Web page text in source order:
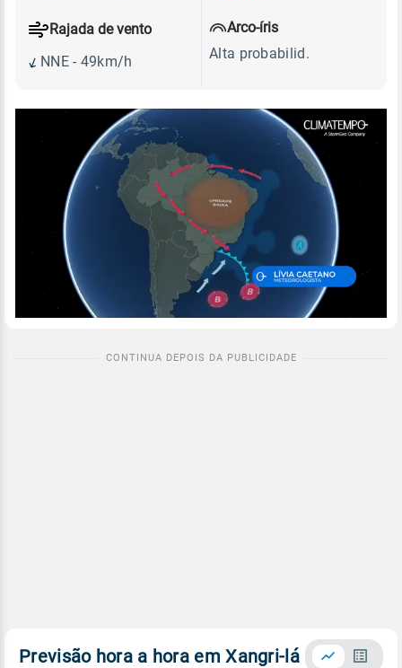
Rajada de vento
NNE - 49km/h
Arco-íris
Alta probabilid.
Previsão hora a hora em Xangri-lá